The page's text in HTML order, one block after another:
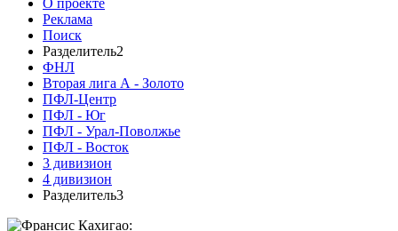
О проекте
Реклама
Поиск
Разделитель2
ФНЛ
Вторая лига А - Золото
ПФЛ-Центр
ПФЛ - Юг
ПФЛ - Урал-Поволжье
ПФЛ - Восток
3 дивизион
4 дивизион
Разделитель3